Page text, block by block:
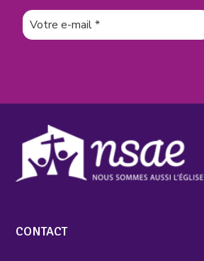
CONTACT